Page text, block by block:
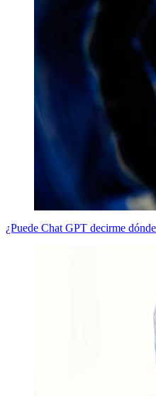
¿Puede Chat GPT decirme